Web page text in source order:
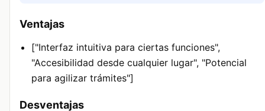
Ventajas
["Interfaz intuitiva para ciertas funciones",
"Accesibilidad desde cualquier lugar", "Potencial
para agilizar trámites"]
Desventajas